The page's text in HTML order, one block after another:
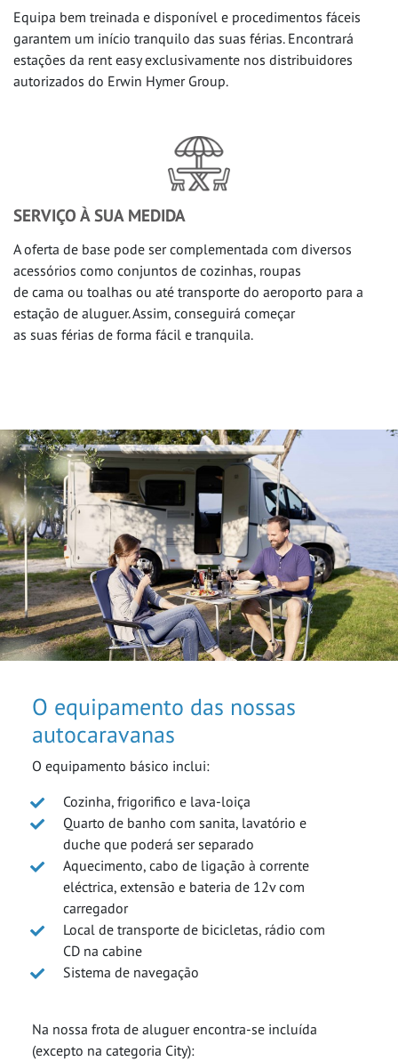
Equipa bem treinada e disponível e procedimentos fáceis
garantem um início tranquilo das suas férias. Encontrará
estações da rent easy exclusivamente nos distribuidores
autorizados do Erwin Hymer Group.
SERVIÇO À SUA MEDIDA
A oferta de base pode ser complementada com diversos
acessórios como conjuntos de cozinhas, roupas
de cama ou toalhas ou até transporte do aeroporto para a
estação de aluguer. Assim, conseguirá começar
as suas férias de forma fácil e tranquila.
O equipamento das nossas
autocaravanas
O equipamento básico inclui:
Cozinha, frigorifico e lava-loiça
Quarto de banho com sanita, lavatório e
duche que poderá ser separado
Aquecimento, cabo de ligação à corrente
eléctrica, extensão e bateria de 12v com
carregador
Local de transporte de bicicletas, rádio com
CD na cabine
Sistema de navegação
Na nossa frota de aluguer encontra-se incluída
(excepto na categoria City):